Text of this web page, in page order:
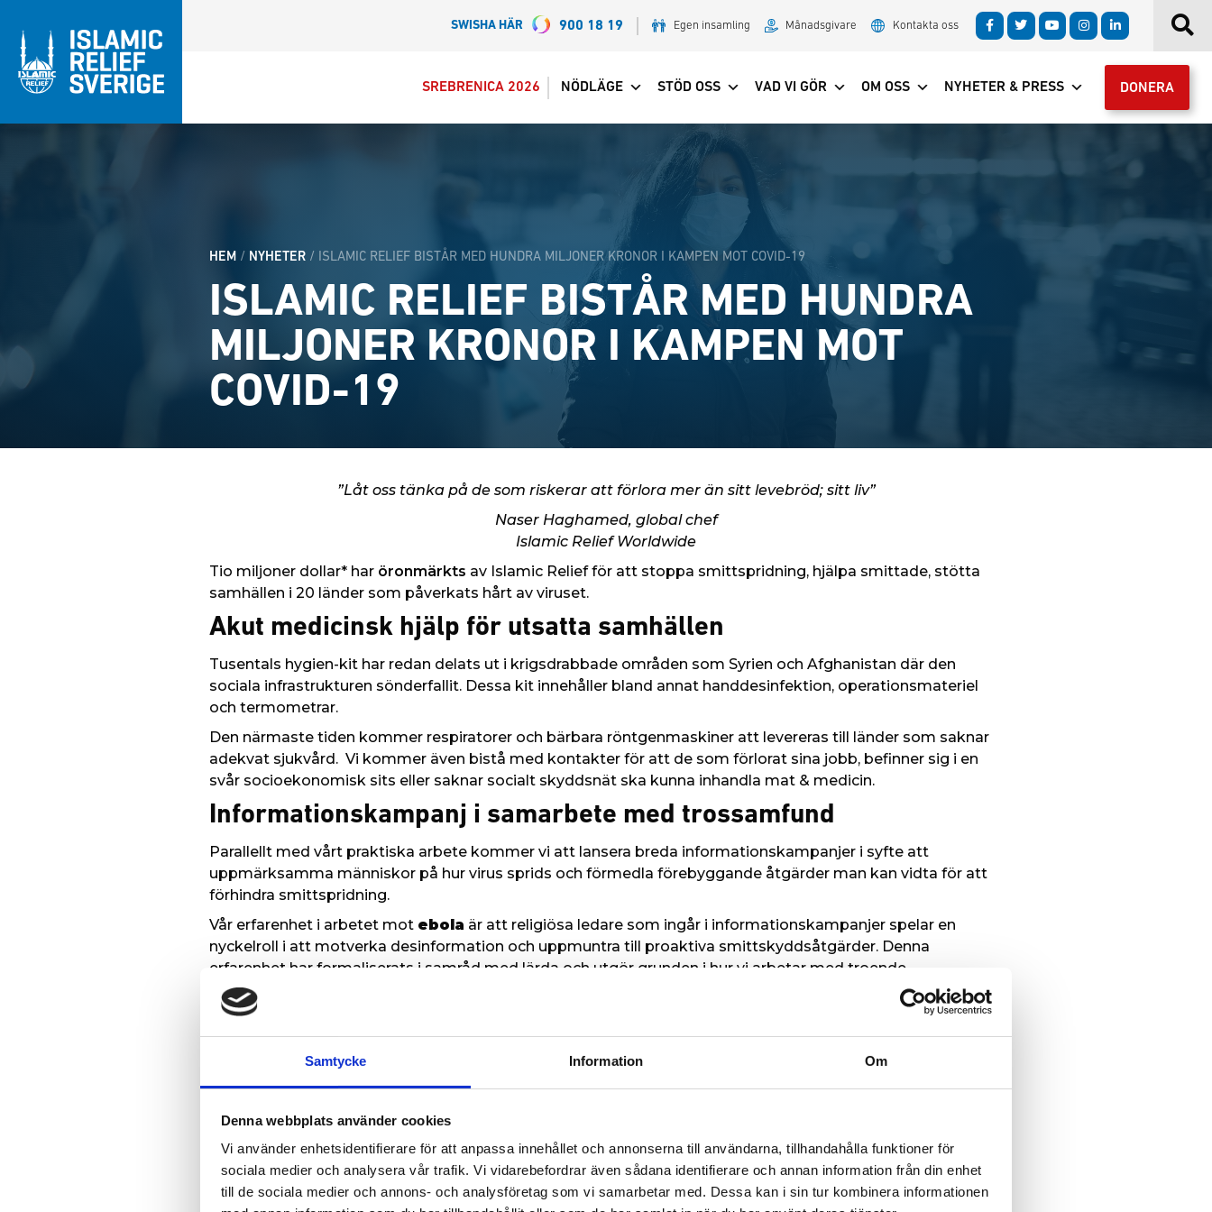
Samtycke Information Om
Denna webbplats använder cookies
Vi använder enhetsidentifierare för att anpassa innehållet och annonserna till användarna, tillhandahålla funktioner för
sociala medier och analysera vår trafik. Vi vidarebefordrar även sådana identifierare och annan information från din enhet
till de sociala medier och annons- och analysföretag som vi samarbetar med. Dessa kan i sin tur kombinera informationen
SWISHA HÄR 900 18 19 Egen insamling Månadsgivare Kontakta oss
SREBRENICA 2026 NÖDLÄGE STÖD OSS VAD VI GÖR OM OSS NYHETER & PRESS DONERA
HEM / NYHETER / ISLAMIC RELIEF BISTÅR MED HUNDRA MILJONER KRONOR I KAMPEN MOT COVID-19
ISLAMIC RELIEF BISTÅR MED HUNDRA
MILJONER KRONOR I KAMPEN MOT
COVID-19
”Låt oss tänka på de som riskerar att förlora mer än sitt levebröd; sitt liv”
Naser Haghamed, global chef
Islamic Relief Worldwide
Tio miljoner dollar* har öronmärkts av Islamic Relief för att stoppa smittspridning, hjälpa smittade, stötta
samhällen i 20 länder som påverkats hårt av viruset.
Akut medicinsk hjälp för utsatta samhällen
Tusentals hygien-kit har redan delats ut i krigsdrabbade områden som Syrien och Afghanistan där den
sociala infrastrukturen sönderfallit. Dessa kit innehåller bland annat handdesinfektion, operationsmateriel
och termometrar.
Den närmaste tiden kommer respiratorer och bärbara röntgenmaskiner att levereras till länder som saknar
adekvat sjukvård. Vi kommer även bistå med kontakter för att de som förlorat sina jobb, befinner sig i en
svår socioekonomisk sits eller saknar socialt skyddsnät ska kunna inhandla mat & medicin.
Informationskampanj i samarbete med trossamfund
Parallellt med vårt praktiska arbete kommer vi att lansera breda informationskampanjer i syfte att
uppmärksamma människor på hur virus sprids och förmedla förebyggande åtgärder man kan vidta för att
förhindra smittspridning.
Vår erfarenhet i arbetet mot ebola är att religiösa ledare som ingår i informationskampanjer spelar en
nyckelroll i att motverka desinformation och uppmuntra till proaktiva smittskyddsåtgärder. Denna
erfarenhet har formaliserats i samråd med lärda och utgör grunden i hur vi arbetar med troende
lokalsamhällen så att individers rätt till värdighet och tro respekteras.
Coronakrisen kräver global givmildhet
”Världen står inför en av vår livstids största utmaningar och det är av yttersta vikt att vi agerar snabbt på
flera fronter för att motverka smittspridning och dess påverkan på utsatta samhällen”, säger
”Tack vara våra partners och givare så kan jag stolt meddela att Islamic Relief redan bidragit med fem
miljoner dollar** till akutinsatser i samhällen som inte har motståndskraft mot denna typ av smittor”.
”Vi har förbundit oss att bistå med upp till tio miljoner dollar öronmärkta för insatser som krävs för att
tackla coronaviruset. (…) Med stöd av våra partners i Islamic Relief-familjen kommer vi att öka vår insats